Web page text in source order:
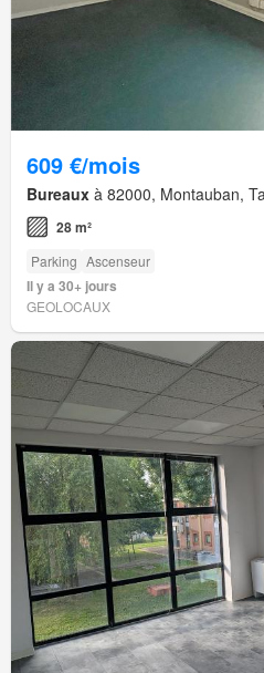
609 €/mois
Bureaux à 82000, Montauban,
28 m²
Parking Ascenseur
Il y a 30+ jours
GEOLOCAUX